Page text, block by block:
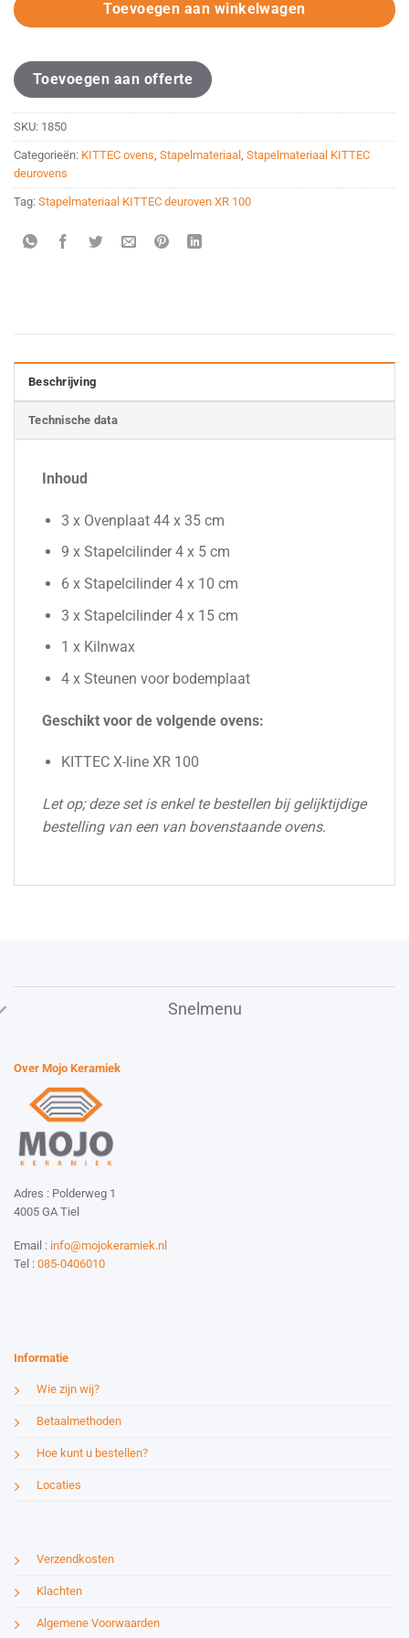
Toevoegen aan winkelwagen
Toevoegen aan offerte
SKU: 1850
Categorieën: KITTEC ovens, Stapelmateriaal , Stapelmateriaal KITTEC
deurovens
Tag: Stapelmateriaal KITTEC deuroven XR 100
Beschrijving
Technische data
Inhoud
3 x Ovenplaat 44 x 35 cm
9 x Stapelcilinder 4 x 5 cm
6 x Stapelcilinder 4 x 10 cm
3 x Stapelcilinder 4 x 15 cm
1 x Kilnwax
4 x Steunen voor bodemplaat
Geschikt voor de volgende ovens:
KITTEC X-line XR 100
Let op; deze set is enkel te bestellen bij gelijktijdige
bestelling van een van bovenstaande ovens.
Snelmenu
Over Mojo Keramiek
Adres : Polderweg 1
4005 GA Tiel
Email : info@mojokeramiek.nl
Tel : 085-0406010
Informatie
Wie zijn wij?
Betaalmethoden
Hoe kunt u bestellen?
Locaties
Verzendkosten
Klachten
Algemene Voorwaarden